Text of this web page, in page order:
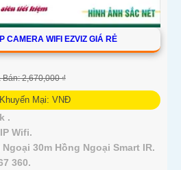
CAMERA WIFI EZVIZ GIÁ RẺ
Bán: 2,670,000 ₫
Mại: VNĐ
.
IP Wifi.
Ngoại 30m Hồng Ngoại Smart IR.
360.